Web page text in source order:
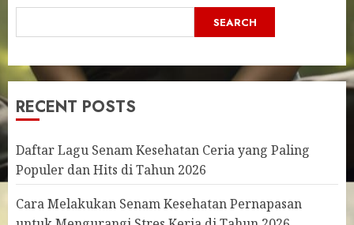
SEARCH
RECENT POSTS
Daftar Lagu Senam Kesehatan Ceria yang Paling
Populer dan Hits di Tahun 2026
Cara Melakukan Senam Kesehatan Pernapasan